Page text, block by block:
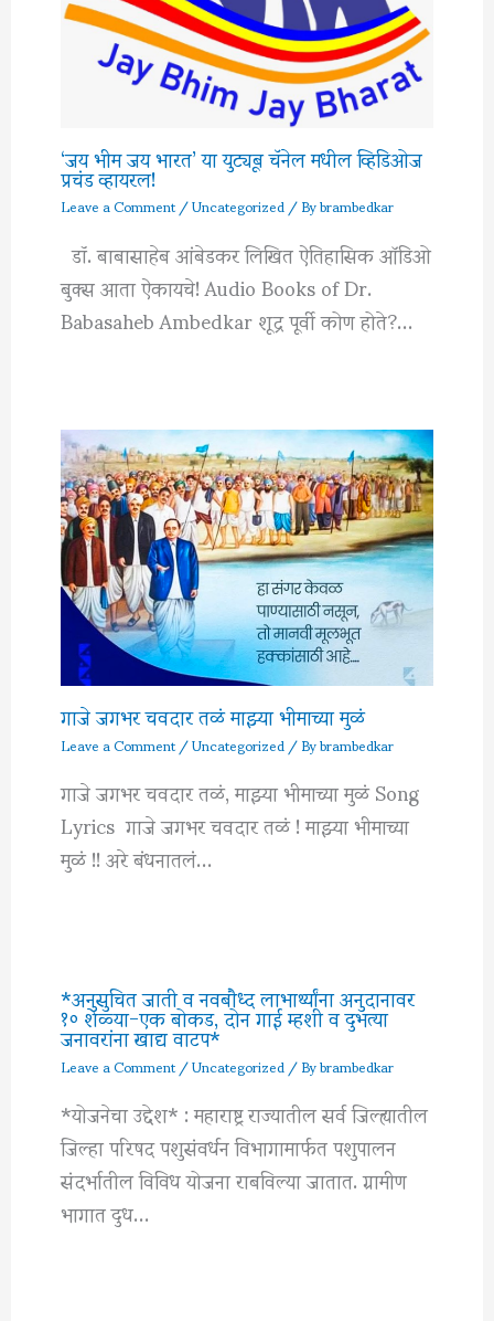
‘जय भीम जय भारत’ या युट्यूब चॅनेल मधील व्हिडिओज
प्रचंड व्हायरल!
Leave a Comment/Uncategorized/ Bybrambedkar
डॉ. बाबासाहेब आंबेडकर लिखित ऐतिहासिक ऑडिओ
बुक्स आता ऐकायचे! Audio Books of Dr.
Babasaheb Ambedkar शूद्र पूर्वी कोण होते?…
गाजे जगभर चवदार तळं माझ्या भीमाच्या मुळं
Leave a Comment/Uncategorized/ Bybrambedkar
गाजे जगभर चवदार तळं, माझ्या भीमाच्या मुळं Song
Lyrics गाजे जगभर चवदार तळं ! माझ्या भीमाच्या
मुळं !! अरे बंधनातलं…
*अनुसुचित जाती व नवबौध्द लाभार्थ्यांना अनुदानावर
१० शेळ्या-एक बोकड, दोन गाई म्हशी व दुभत्या
जनावरांना खाद्य वाटप*
Leave a Comment/Uncategorized/ Bybrambedkar
*योजनेचा उद्देश* : महाराष्ट्र राज्यातील सर्व जिल्ह्यातील
जिल्हा परिषद पशुसंवर्धन विभागामार्फत पशुपालन
संदर्भातील विविध योजना राबविल्या जातात. ग्रामीण
भागात दुध…